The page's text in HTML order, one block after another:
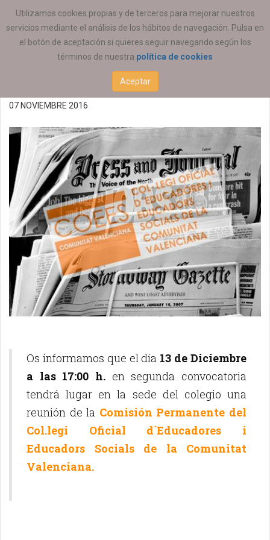
Utilizamos cookies propias y de terceros para mejorar nuestros
servicios mediante el análisis de los hábitos de navegación. Pulsa en
el botón de aceptación si quieres seguir navegando según los
términos de nuestra política de cookies
Aceptar
ESTÁ AQUÍ: ACTUALIDAD COEESCV
Reunión de la Comisión
Permanente 13/12/2016
07 NOVIEMBRE 2016
Os informamos que el día 13 de Diciembre
a las 17:00 h. en segunda convocatoria
tendrá lugar en la sede del colegio una
reunión de la Comisión Permanente del
Col.legi Oficial d´Educadores i
Educadors Socials de la Comunitat
Valenciana.